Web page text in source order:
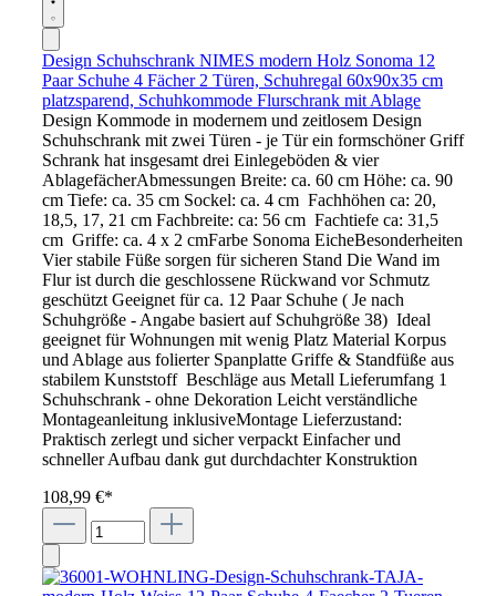
Design Schuhschrank NIMES modern Holz Sonoma 12
Paar Schuhe 4 Fächer 2 Türen, Schuhregal 60x90x35 cm
platzsparend, Schuhkommode Flurschrank mit Ablage
Design Kommode in modernem und zeitlosem Design
Schuhschrank mit zwei Türen - je Tür ein formschöner Griff
Schrank hat insgesamt drei Einlegeböden & vier
AblagefächerAbmessungen Breite: ca. 60 cm Höhe: ca. 90
cm Tiefe: ca. 35 cm Sockel: ca. 4 cm Fachhöhen ca: 20,
18,5, 17, 21 cm Fachbreite: ca: 56 cm Fachtiefe ca: 31,5
cm Griffe: ca. 4 x 2 cmFarbe Sonoma EicheBesonderheiten
Vier stabile Füße sorgen für sicheren Stand Die Wand im
Flur ist durch die geschlossene Rückwand vor Schmutz
geschützt Geeignet für ca. 12 Paar Schuhe ( Je nach
Schuhgröße - Angabe basiert auf Schuhgröße 38) Ideal
geeignet für Wohnungen mit wenig Platz Material Korpus
und Ablage aus folierter Spanplatte Griffe & Standfüße aus
stabilem Kunststoff Beschläge aus Metall Lieferumfang 1
Schuhschrank - ohne Dekoration Leicht verständliche
Montageanleitung inklusiveMontage Lieferzustand:
Praktisch zerlegt und sicher verpackt Einfacher und
schneller Aufbau dank gut durchdachter Konstruktion
108,99 €*